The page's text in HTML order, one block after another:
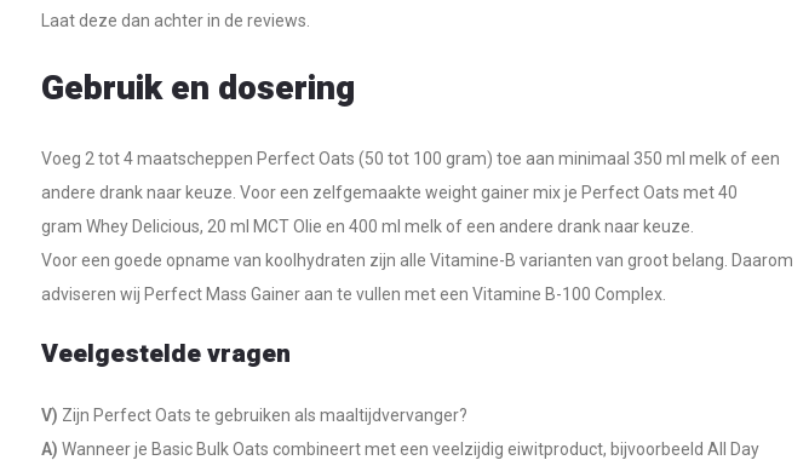
Laat deze dan achter in de reviews.
Gebruik en dosering
Voeg 2 tot 4 maatscheppen Perfect Oats (50 tot 100 gram) toe aan minimaal 350 ml melk of een
andere drank naar keuze. Voor een zelfgemaakte weight gainer mix je Perfect Oats met 40
gram Whey Delicious, 20 ml MCT Olie en 400 ml melk of een andere drank naar keuze.
Voor een goede opname van koolhydraten zijn alle Vitamine-B varianten van groot belang. Daarom
adviseren wij Perfect Mass Gainer aan te vullen met een Vitamine B-100 Complex.
Veelgestelde vragen
V) Zijn Perfect Oats te gebruiken als maaltijdvervanger?
A) Wanneer je Basic Bulk Oats combineert met een veelzijdig eiwitproduct, bijvoorbeeld All Day